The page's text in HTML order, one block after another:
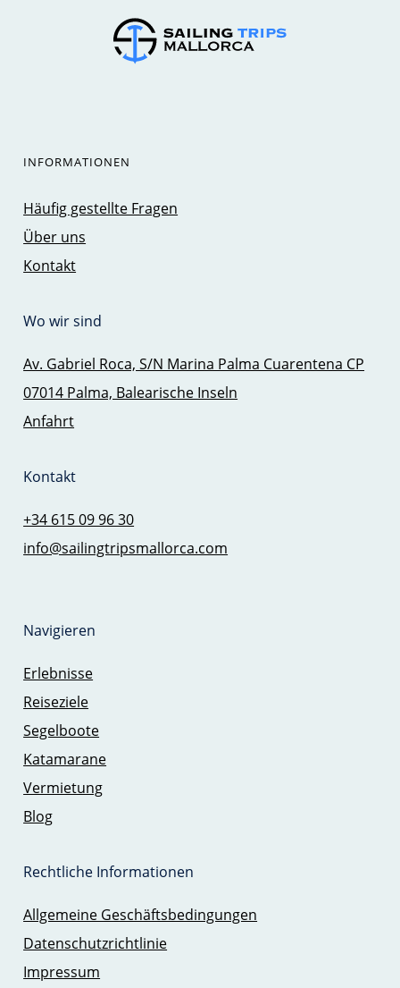
INFORMATIONEN
Häufig gestellte Fragen
Über uns
Kontakt
Wo wir sind
Av. Gabriel Roca, S/N Marina Palma Cuarentena CP
07014 Palma, Balearische Inseln
Anfahrt
Kontakt
+34 615 09 96 30
info@sailingtripsmallorca.com
Navigieren
Erlebnisse
Reiseziele
Segelboote
Katamarane
Vermietung
Blog
Rechtliche Informationen
Allgemeine Geschäftsbedingungen
Datenschutzrichtlinie
Impressum